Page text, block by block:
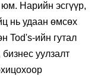
Нарийн эсгүүр,
нь удаан өмсөх
Tod's-ийн гутал
уулзалт